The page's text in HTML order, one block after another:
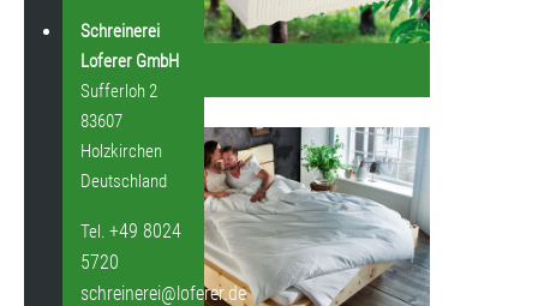
Schreinerei
Loferer GmbH
Sufferloh 2
83607
Holzkirchen
Deutschland
Tel. +49 8024
5720
schreinerei@loferer.de
Matratzen